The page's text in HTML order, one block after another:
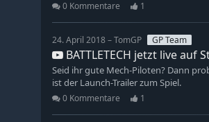
0 Kommentare 1
24. April 2018 – TomGP GP Team
BATTLETECH jetzt live auf
Seid ihr gute Mech-Piloten? Dann
ist der Launch-Trailer zum Spiel.
0 Kommentare 1